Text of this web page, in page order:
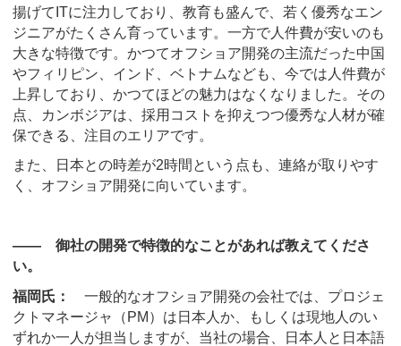
揚げてITに注力しており、教育も盛んで、若く優秀なエン
ジニアがたくさん育っています。一方で人件費が安いのも
大きな特徴です。かつてオフショア開発の主流だった中国
やフィリピン、インド、ベトナムなども、今では人件費が
上昇しており、かつてほどの魅力はなくなりました。その
点、カンボジアは、採用コストを抑えつつ優秀な人材が確
保できる、注目のエリアです。
また、日本との時差が2時間という点も、連絡が取りやす
く、オフショア開発に向いています。
―― 御社の開発で特徴的なことがあれば教えてくださ
い。
福岡氏：
一般的なオフショア開発の会社では、プロジェ
クトマネージャ（PM）は日本人か、もしくは現地人のい
ずれか一人が担当しますが、当社の場合、日本人と日本語